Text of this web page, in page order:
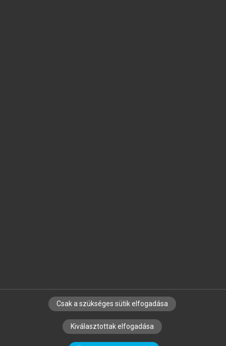
SZERZŐKNEK CÉGEKNEK KÖNYVTÁROSOKNAK
SZERKESZTÉSI ÉS LEKTORÁLÁSI ALAPELVEK
Csak a szükséges sütik elfogadása
Kiválasztottak elfogadása